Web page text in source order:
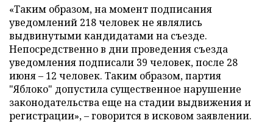
«Таким образом, на момент подписания
уведомлений 218 человек не являлись
выдвинутыми кандидатами на съезде.
Непосредственно в дни проведения съезда
уведомления подписали 39 человек, после 28
июня – 12 человек. Таким образом, партия
"Яблоко" допустила существенное нарушение
законодательства еще на стадии выдвижения и
регистрации», – говорится в исковом заявлении.